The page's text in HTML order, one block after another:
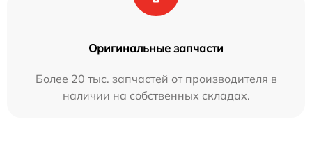
Оригинальные запчасти
Более 20 тыс. запчастей от производителя в
наличии на собственных складах.